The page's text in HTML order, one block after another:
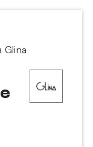
Glina